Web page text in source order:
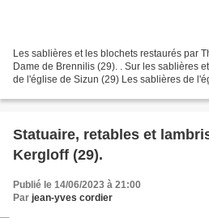
Les sablières et les blochets restaurés par
Dame de Brennilis (29). . Sur les sablières
de l'église de Sizun (29) Les sablières de
Statuaire, retables et
Kergloff (29).
Publié le 14/06/2023 à 21:00
Par jean-yves cordier